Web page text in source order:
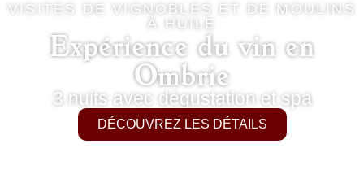
VISITES DE VIGNOBLES ET DE MOULINS
À HUILE
Expérience du vin en
Ombrie
3 nuits avec dégustation et spa
DÉCOUVREZ LES DÉTAILS